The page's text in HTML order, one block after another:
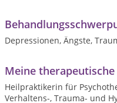
Depressionen, Ängste,
Meine
Heilpraktikerin für
Verhaltens-, Trauma- und